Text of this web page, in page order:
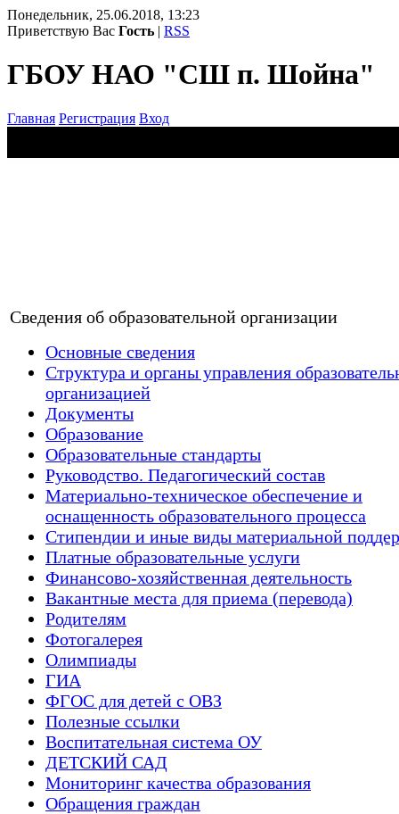
Понедельник, 25.06.2018, 13:23
Приветствую Вас Гость | RSS
ГБОУ НАО "СШ п. Шойна"
Главная Регистрация Вход
Сведения об образовательной организации
Основные сведения
Структура и органы управления
организацией
Документы
Образование
Образовательные стандарты
Руководство. Педагогический состав
Материально-техническое обеспечение и
оснащенность образовательного процесса
Стипендии и иные виды материальной
Платные образовательные услуги
Финансово-хозяйственная деятельность
Вакантные места для приема (перевода)
Родителям
Фотогалерея
Олимпиады
ГИА
ФГОС для детей с ОВЗ
Полезные ссылки
Воспитательная система ОУ
ДЕТСКИЙ САД
Мониторинг качества образования
Обращения граждан